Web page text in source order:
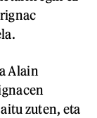
Alain
zuten, eta